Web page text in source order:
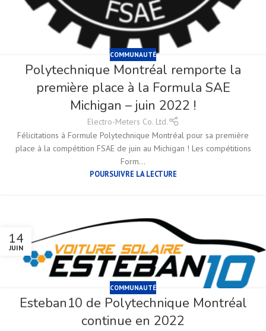
COMMUNAUTÉ
Polytechnique Montréal remporte la
première place à la Formula SAE
Michigan – juin 2022 !
Electro-Meters Co. Ltd.
Félicitations à Formule Polytechnique Montréal pour sa première
place à la compétition FSAE de juin au Michigan ! Les compétitions
Form...
POURSUIVRE LA LECTURE
14
JUIN
COMMUNAUTÉ
Esteban10 de Polytechnique Montréal
continue en 2022